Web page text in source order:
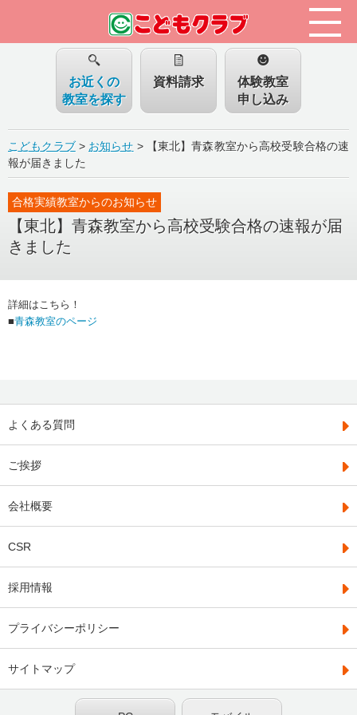
お近くの
教室を探す
資料請求
体験教室
申し込み
こどもクラブ> お知らせ >
【東北】青森教室から高校受験合格の速
報が届きました
【東北】青森教室から高校受験合格の速報が届
きました
合格実績教室からのお知らせ
詳細はこちら！
■青森教室のページ
よくある質問
ご挨拶
会社概要
CSR
採用情報
プライバシーポリシー
サイトマップ